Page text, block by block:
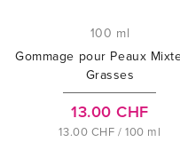
100 ml
Gommage pour Peaux
Grasses
13.00 CHF
13.00 CHF / 100 ml